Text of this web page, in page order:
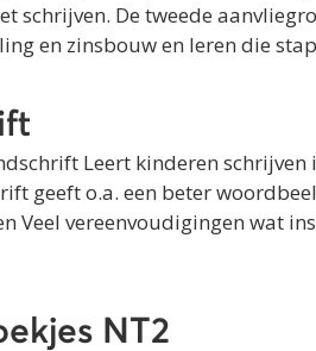
schrijven. De tweede
en zinsbouw en leren die
Leert kinderen
geeft o.a. een beter
Veel vereenvoudigingen
NT2